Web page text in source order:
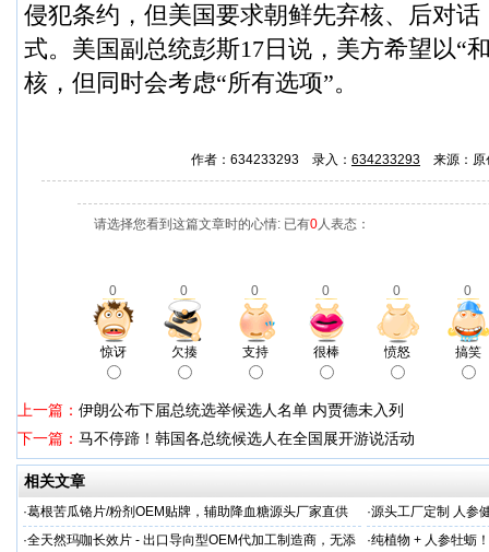
侵犯条约，但美国要求朝鲜先弃核、后对
式。美国副总统彭斯17日说，美方希望以“
核，但同时会考虑“所有选项”。
作者：634233293 录入： 634233293 来源：
请选择您看到这篇文章时的心情: 已有0人表态：
0 0 0 0 0 0
惊讶 欠揍 支持 很棒 愤怒 搞笑
上一篇： 伊朗公布下届总统选举候选人名单 内贾德未入列
下一篇： 马不停蹄！韩国各总统候选人在全国展开游说活动
相关文章
·葛根苦瓜铬片/粉剂OEM贴牌，辅助降血糖源头厂家直供 ·源头工厂定制 人参
出口优选
·全天然玛咖长效片 - 出口导向型OEM代加工制造商，无添
·纯植物 + 人参牡蛎